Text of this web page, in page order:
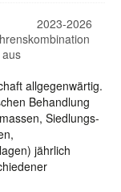
2023-2026
allgegenwärtig.
Behandlung
Siedlungs-
jährlich